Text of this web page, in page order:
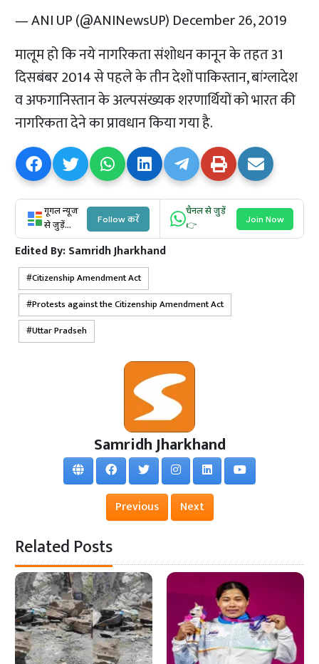
— ANI UP (@ANINewsUP) December 26, 2019
मालूम हो कि नये नागरिकता संशोधन कानून के तहत 31
दिसबंबर 2014 से पहले के तीन देशों पाकिस्तान, बांग्लादेश
व अफगानिस्तान के अल्पसंख्यक शरणार्थियों को भारत की
नागरिकता देने का प्रावधान किया गया है.
गूगल न्यूज
से जुड़ें...
Follow करें
चैनल से जुड़ें
👉
Join Now
Edited By:Samridh Jharkhand
Citizenship Amendment Act
Protests against the Citizenship Amendment Act
Uttar Pradseh
Samridh Jharkhand
Previous Next
Related Posts